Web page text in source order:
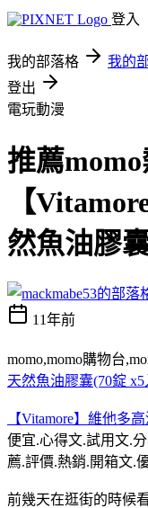
登入
我的部落格 我的
登出
電玩動漫
推薦
【
然魚油膠
11年前
momo,momo購物台
天然魚油膠囊(70錠 x5
【Vitamore】維他多
便宜.心得文.試用文.
薦.評價.熱銷.開箱文.
前幾天在逛街的時候